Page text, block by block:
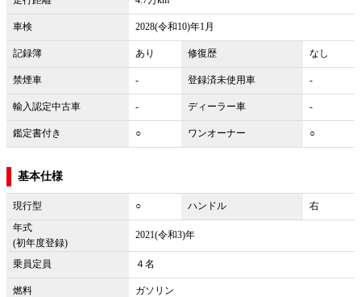
車検 2028(令和10)年1月
記録簿 あり 修復歴 なし
禁煙車 - 登録済未使用車 -
輸入認定中古車 - ディーラー車 -
鑑定書付き ○ ワンオーナー ○
基本仕様
現行型 ○ ハンドル
右
年式
(初年度登録)
2021(令和3)年
乗員定員 ４名
燃料 ガソリン